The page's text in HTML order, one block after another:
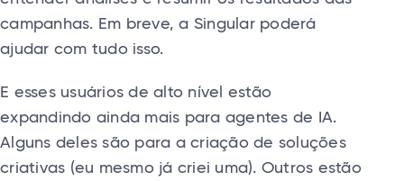
campanhas. Em breve, a Singular poderá
ajudar com tudo isso.
E esses usuários de alto nível estão
expandindo ainda mais para agentes de IA.
Alguns deles são para a criação de soluções
criativas (eu mesmo já criei uma). Outros estão